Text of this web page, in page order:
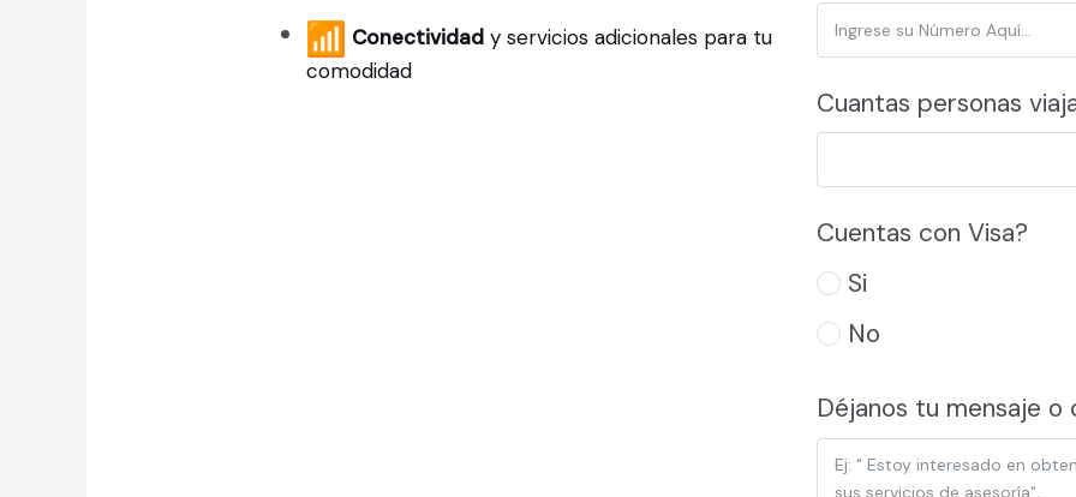
Conectividad y servicios adicionales para tu
comodidad
Cuantas personas
Cuentas con Visa?
Si
No
Déjanos tu mensaje o